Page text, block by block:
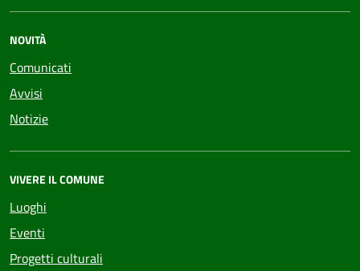
NOVITÀ
Comunicati
Avvisi
Notizie
VIVERE IL COMUNE
Luoghi
Eventi
Progetti culturali